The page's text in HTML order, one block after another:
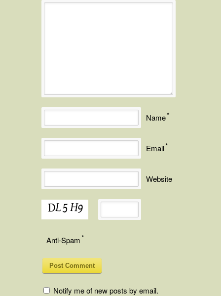
Name*
Email*
Website
Anti-Spam*
Notify me of new posts by email.